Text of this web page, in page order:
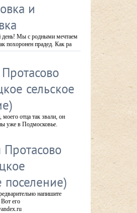
и
день! Мы с родными мечтаем
похоронен прадед. Как ра
сельское
отца так звали, он
уже в Подмосковье.
поселение)
напишите
его